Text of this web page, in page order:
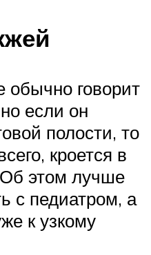
говорит
если он
полости, то
кроется в
этом лучше
с педиатром, а
к узкому